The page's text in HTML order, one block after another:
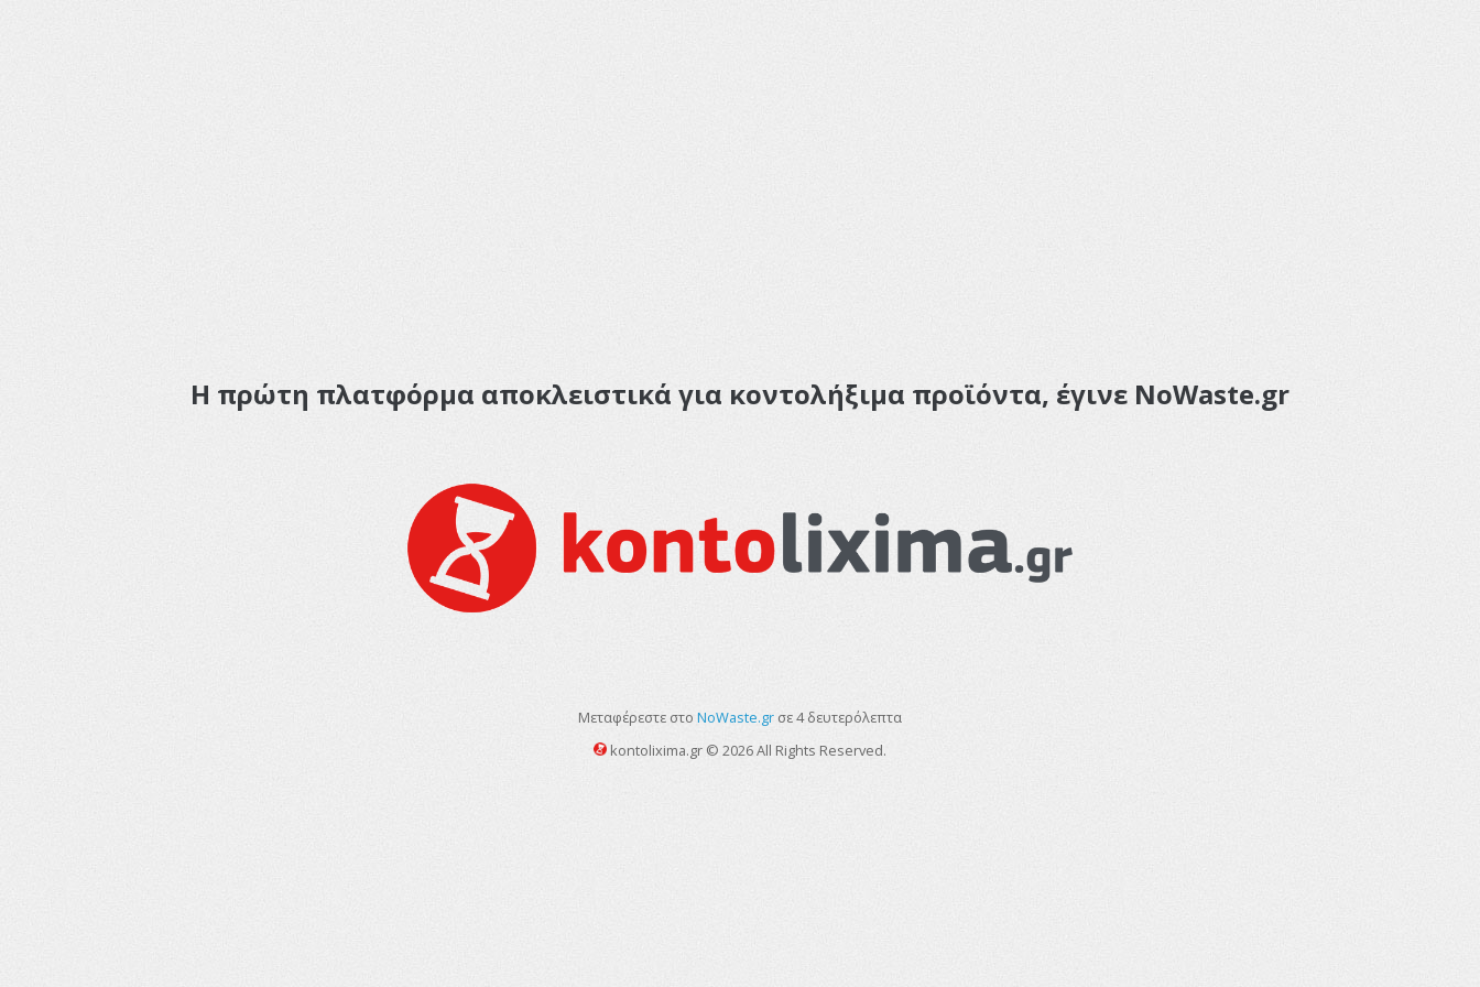
Η πρώτη πλατφόρμα αποκλειστικά για κοντολήξιμα προϊόντα, έγινε NoWaste.gr
Μεταφέρεστε στο NoWaste.gr σε4δευτερόλεπτα
kontolixima.gr © 2026 All Rights Reserved.